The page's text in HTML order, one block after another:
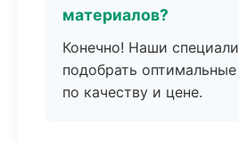
материалов?
Конечно! Наши
подобрать
по качеству и цене.